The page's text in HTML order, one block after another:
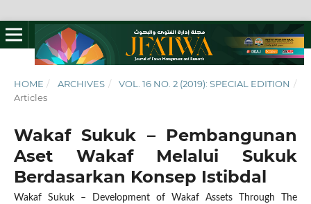
HOME / ARCHIVES / VOL. 16 NO. 2 (2019): SPECIAL EDITION /
Articles
Wakaf Sukuk – Pembangunan
Aset Wakaf Melalui Sukuk
Berdasarkan Konsep Istibdal
Wakaf Sukuk – Development of Wakaf Assets Through The